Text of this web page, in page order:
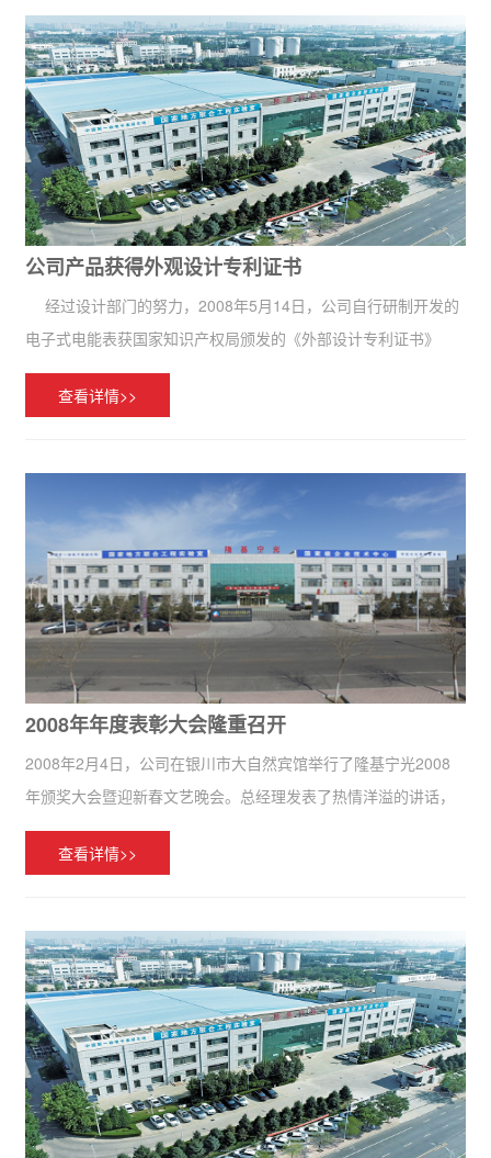
公司产品获得外观设计专利证书
经过设计部门的努力，2008年5月14日，公司自行研制开发的
电子式电能表获国家知识产权局颁发的《外部设计专利证书》
（专利号为：ZL20063018553.8）。《外部设计专利证书》的获
得标志着公司又增加了一种无形资产，同时产品更好的受...
查看详情>>
2008年年度表彰大会隆重召开
2008年2月4日，公司在银川市大自然宾馆举行了隆基宁光2008
年颁奖大会暨迎新春文艺晚会。总经理发表了热情洋溢的讲话，
充分肯定了公司全体员工的工作成绩，同时勉励大家继续发扬顽
强拼搏、连续作战的精神，争取实现公司跨越式发展目标。大会
查看详情>>